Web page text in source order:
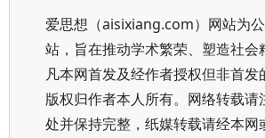
爱思想（aisixiang.com）网站为
站，旨在推动学术繁荣、塑造社会
凡本网首发及经作者授权但非首发
版权归作者本人所有。网络转载请
处并保持完整，纸媒转载请经本网